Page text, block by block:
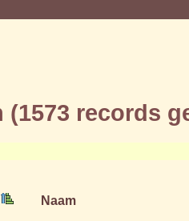
(1573 records
Naam